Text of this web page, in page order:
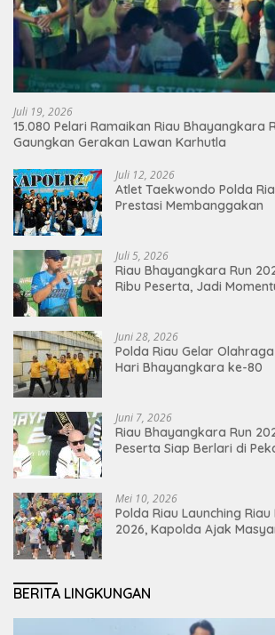
Juli 19, 2026
15.080 Pelari Ramaikan Riau Bhayangkara
Gaungkan Gerakan Lawan Karhutla
Juli 12, 2026
Atlet Taekwondo Polda
Prestasi Membanggakan
Juli 5, 2026
Riau Bhayangkara Run
Ribu Peserta, Jadi
Juni 28, 2026
Polda Riau Gelar
Hari Bhayangkara ke-80
Juni 7, 2026
Riau Bhayangkara Run
Peserta Siap Berlari di
Mei 10, 2026
Polda Riau Launching
2026, Kapolda Ajak
BERITA LINGKUNGAN